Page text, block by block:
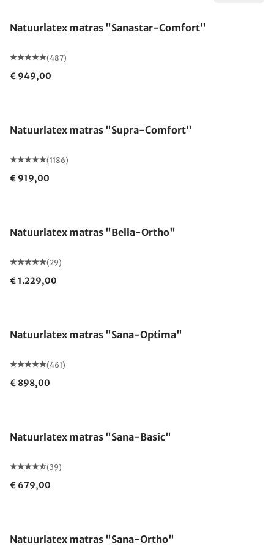
Natuurlatex matras "Sanastar-Comfort"
(487)
€ 949,00
Natuurlatex matras "Supra-Comfort"
(1186)
€ 919,00
Natuurlatex matras "Bella-Ortho"
(29)
€ 1.229,00
Natuurlatex matras "Sana-Optima"
(461)
€ 898,00
Natuurlatex matras "Sana-Basic"
(39)
€ 679,00
Natuurlatex matras "Sana-Ortho"